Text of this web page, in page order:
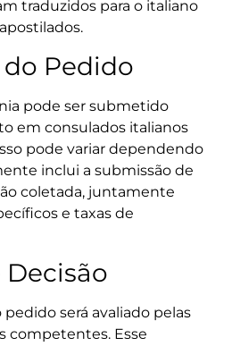
traduzidos para o italiano
Pedido
pode ser submetido
em consulados italianos
pode variar dependendo
inclui a submissão de
coletada, juntamente
e taxas de
Decisão
pedido será avaliado pelas
competentes. Esse